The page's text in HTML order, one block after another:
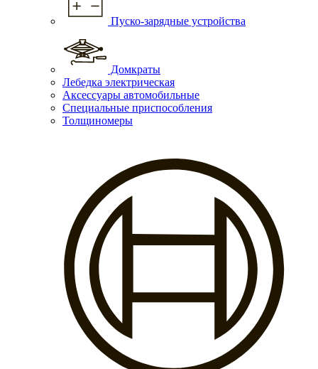
Пуско-зарядные устройства
Домкраты
Лебедка электрическая
Аксессуары автомобильные
Специальные приспособления
Толщиномеры